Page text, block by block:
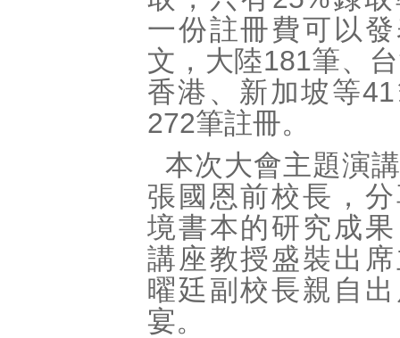
一份註冊費可以
文，大陸181筆、
香港、新加坡等
272筆註冊。
本次大會主題演
張國恩前校長，
境書本的研究成
講座教授盛裝出
曜廷副校長親自
宴。